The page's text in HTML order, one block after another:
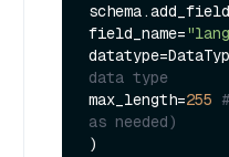
field_name=
data type
max_length=255
as needed)
)